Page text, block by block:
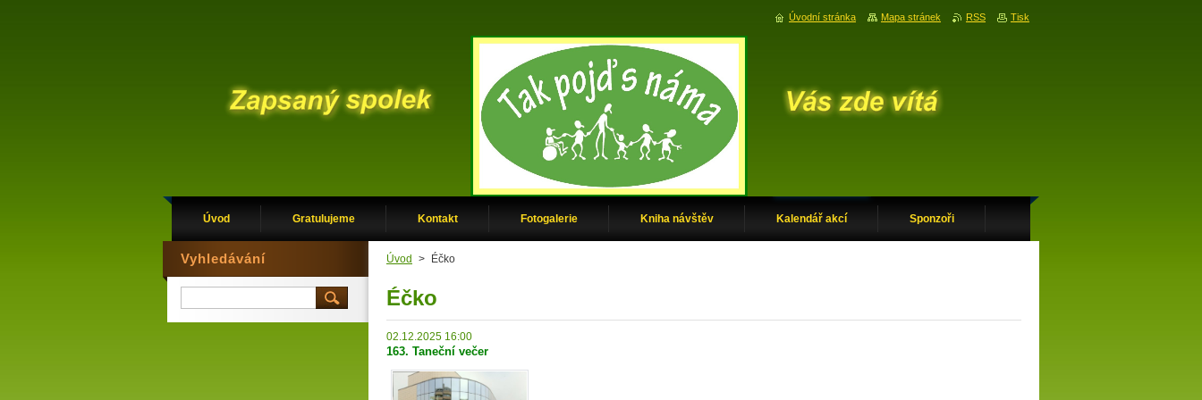
Úvod Gratulujeme Kontakt Fotogalerie Kniha návštěv Kalendář akcí Sponzoři
Úvod > Éčko
Éčko
02.12.2025 16:00
163. Taneční večer
Vyhledávání
Úvodní stránka Mapa stránek RSS Tisk